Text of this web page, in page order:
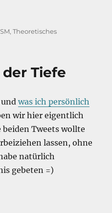
,Theoretisches
Tiefe
undwas ich persönlich
wir hier eigentlich
beiden Tweets wollte
lassen, ohne
natürlich
gebeten =)